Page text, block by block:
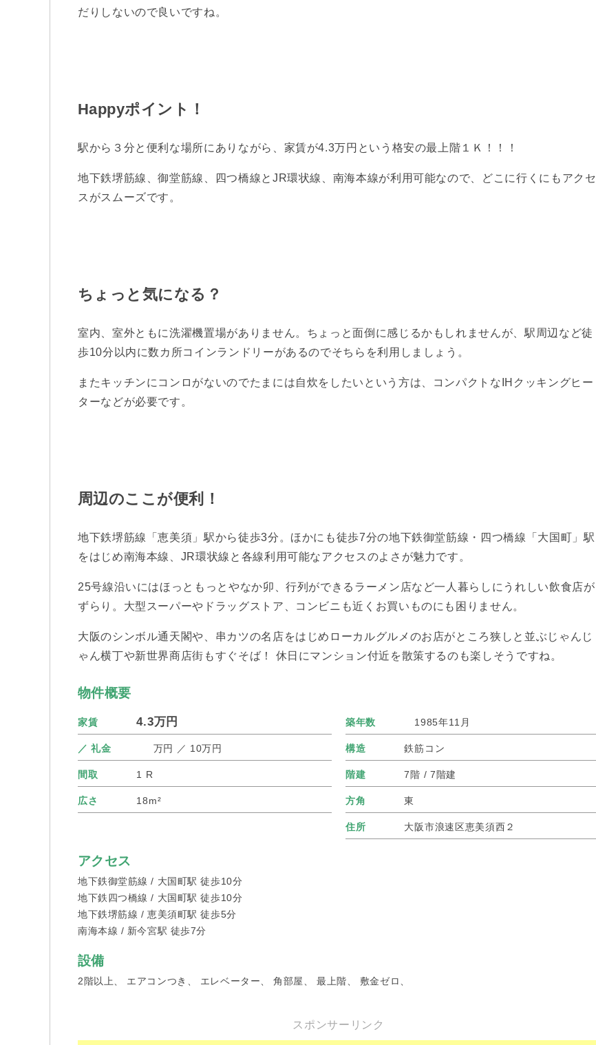
だりしないので良いですね。
Happyポイント！
駅から３分と便利な場所にありながら、家賃が4.3万円という格安の最上階１Ｋ！！！
地下鉄堺筋線、御堂筋線、四つ橋線とJR環状線、南海本線が利用可能なので、どこに行くにもアクセ
スがスムーズです。
ちょっと気になる？
室内、室外ともに洗濯機置場がありません。ちょっと面倒に感じるかもしれませんが、駅周辺など徒
歩10分以内に数カ所コインランドリーがあるのでそちらを利用しましょう。
またキッチンにコンロがないのでたまには自炊をしたいという方は、コンパクトなIHクッキングヒー
ターなどが必要です。
周辺のここが便利！
地下鉄堺筋線「恵美須」駅から徒歩3分。ほかにも徒歩7分の地下鉄御堂筋線・四つ橋線「大国町」駅
をはじめ南海本線、JR環状線と各線利用可能なアクセスのよさが魅力です。
25号線沿いにはほっともっとやなか卯、行列ができるラーメン店など一人暮らしにうれしい飲食店が
ずらり。大型スーパーやドラッグストア、コンビニも近くお買いものにも困りません。
大阪のシンボル通天閣や、串カツの名店をはじめローカルグルメのお店がところ狭しと並ぶじゃんじ
ゃん横丁や新世界商店街もすぐそば！ 休日にマンション付近を散策するのも楽しそうですね。
物件概要
家賃 4.3万円
／ 礼金 万円 ／ 10万円
間取 1 R
広さ 18m²
築年数 1985年11月
構造 鉄筋コン
階建 7階 / 7階建
方角 東
住所 大阪市浪速区恵美須西２
アクセス
地下鉄御堂筋線 / 大国町駅 徒歩10分
地下鉄四つ橋線 / 大国町駅 徒歩10分
地下鉄堺筋線 / 恵美須町駅 徒歩5分
南海本線 / 新今宮駅 徒歩7分
設備
2階以上、 エアコンつき、 エレベーター、 角部屋、 最上階、 敷金ゼロ、
スポンサーリンク